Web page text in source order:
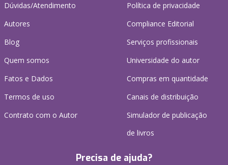
Dúvidas/Atendimento
Autores
Blog
Quem somos
Fatos e Dados
Termos de uso
Contrato com o Autor
Política de privacidade
Compliance Editorial
Serviços profissionais
Universidade do autor
Compras em quantidade
Canais de distribuição
Simulador de publicação
de livros
Precisa de ajuda?